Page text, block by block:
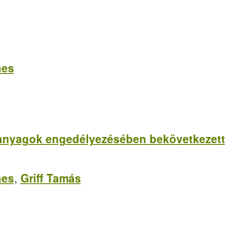
engedélyezésében bekövetkezett
, Griff Tamás